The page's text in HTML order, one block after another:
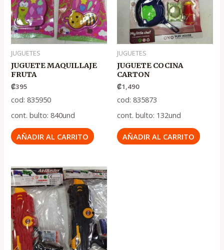
JUGUETES
JUGUETE MAQUILLAJE
FRUTA
₡395
cod: 835950
cont. bulto: 840und
AÑADIR AL CARRITO
JUGUETES
JUGUETE COCINA
CARTON
₡1,490
cod: 835873
cont. bulto: 132und
AÑADIR AL CARRITO